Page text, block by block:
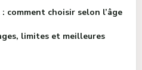
comment choisir selon l’âge
limites et meilleures